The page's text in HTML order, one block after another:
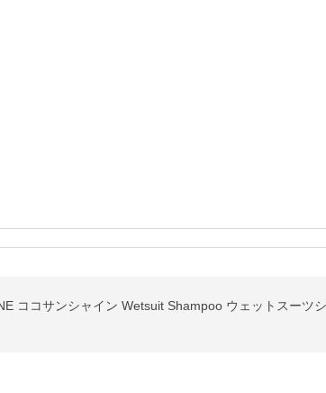
ココサンシャイン Wetsuit Shampoo ウェットスーツ